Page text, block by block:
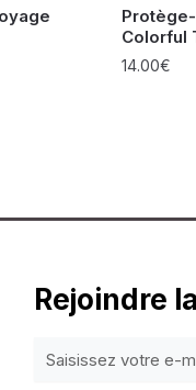
Colorful
14.00€
Rejoindre